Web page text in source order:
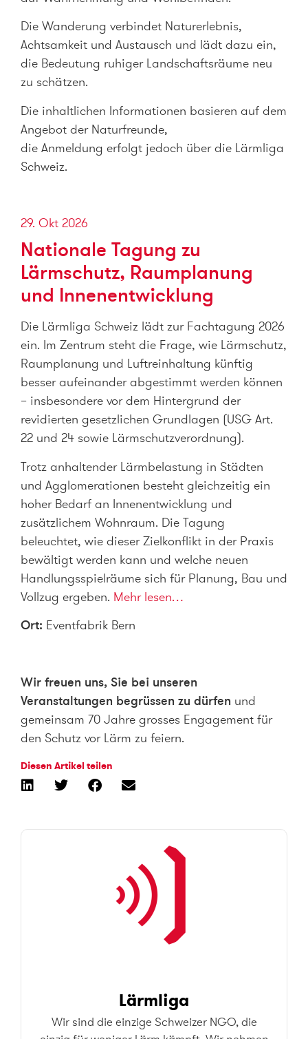
Die Wanderung verbindet Naturerlebnis,
Achtsamkeit und Austausch und lädt dazu ein,
die Bedeutung ruhiger Landschaftsräume neu
zu schätzen.
Die inhaltlichen Informationen basieren auf dem
Angebot der Naturfreunde,
die Anmeldung erfolgt jedoch über die Lärmliga
Schweiz.
29. Okt 2026
Nationale Tagung zu
Lärmschutz, Raumplanung
und Innenentwicklung
Die Lärmliga Schweiz lädt zur Fachtagung 2026
ein. Im Zentrum steht die Frage, wie Lärmschutz,
Raumplanung und Luftreinhaltung künftig
besser aufeinander abgestimmt werden können
– insbesondere vor dem Hintergrund der
revidierten gesetzlichen Grundlagen (USG Art.
22 und 24 sowie Lärmschutzverordnung).
Trotz anhaltender Lärmbelastung in Städten
und Agglomerationen besteht gleichzeitig ein
hoher Bedarf an Innenentwicklung und
zusätzlichem Wohnraum. Die Tagung
beleuchtet, wie dieser Zielkonflikt in der Praxis
bewältigt werden kann und welche neuen
Handlungsspielräume sich für Planung, Bau und
Vollzug ergeben. Mehr lesen…
Ort: Eventfabrik Bern
Wir freuen uns, Sie bei unseren
Veranstaltungen begrüssen zu dürfen und
gemeinsam 70 Jahre grosses Engagement für
den Schutz vor Lärm zu feiern.
Diesen Artikel teilen
Lärmliga
Wir sind die einzige Schweizer NGO, die